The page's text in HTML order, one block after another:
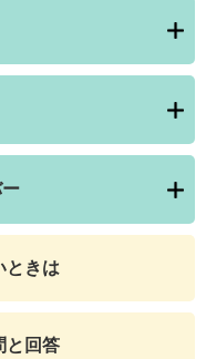
ときは
と回答